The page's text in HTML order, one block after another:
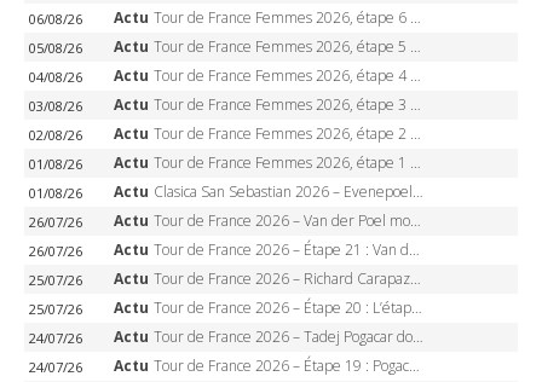
06/08/26 Actu Tour de France Femmes 2026, étape 6 – Kim Le Court-Pienaar gagne à Tournon, Reusser en jaune
05/08/26 Actu Tour de France Femmes 2026, étape 5 – Demi Vollering gagne à Belleville, Reusser en jaune, Ferrand-Prévot coule
04/08/26 Actu Tour de France Femmes 2026, étape 4 – Marlen Reusser écrase le chrono, Ferrand-Prévot en crise
03/08/26 Actu Tour de France Femmes 2026, étape 3 – Sigrid Haugset en solitaire, 88 km d’échappée, maillot jaune
02/08/26 Actu Tour de France Femmes 2026, étape 2 – Lorena Wiebes doublé à Genève, Markus héroïque, 7e record
01/08/26 Actu Tour de France Femmes 2026, étape 1 – Lorena Wiebes intouchable à Lausanne, premier maillot jaune
01/08/26 Actu Clasica San Sebastian 2026 – Evenepoel recordman, 4e victoire, Carapaz battu au sprint
26/07/26 Actu Tour de France 2026 – Van der Poel monumental à Paris, Pogacar égale le record des cinq sacres
26/07/26 Actu Tour de France 2026 – Étape 21 : Van der Poel, Pogacar, qui succédera à Wout van Aert sur les Champs-Elysées ?
25/07/26 Actu Tour de France 2026 – Richard Carapaz roi des Alpes, doublé et maillot à pois, Seixas perd le podium
25/07/26 Actu Tour de France 2026 – Étape 20 : L’étape reine, Galibier, Sarenne, Alpe d’Huez, qui succédera à Pogacar ?
24/07/26 Actu Tour de France 2026 – Tadej Pogacar dompte l’Alpe d’Huez, 5e victoire, record de Pantani pulvérisé
24/07/26 Actu Tour de France 2026 – Étape 19 : Pogacar peut-il enfin dompter l’Alpe d’Huez ?